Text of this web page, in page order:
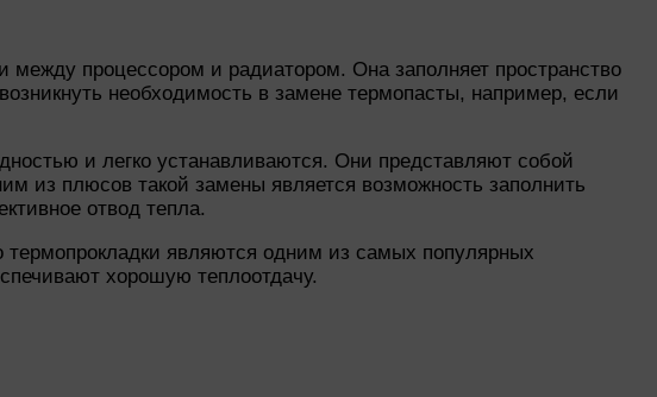
процессором и радиатором. Она заполняет пространство
необходимость в замене термопасты, например, если
и легко устанавливаются. Они представляют собой
из плюсов такой замены является возможность заполнить
отвод тепла.
являются одним из самых популярных
хорошую теплоотдачу.